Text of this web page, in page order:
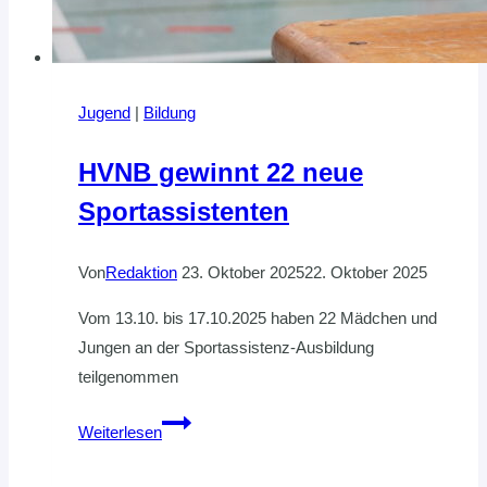
Jugend | Bildung
HVNB gewinnt 22 neue
Sportassistenten
VonRedaktion 23. Oktober 202522. Oktober 2025
Vom 13.10. bis 17.10.2025 haben 22 Mädchen und
Jungen an der Sportassistenz-Ausbildung
teilgenommen
Weiterlesen
HVNB